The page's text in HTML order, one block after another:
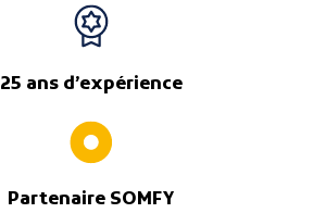
25 ans d’expérience
Partenaire SOMFY